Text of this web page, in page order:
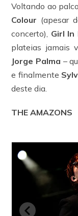
Voltando ao
Colour (apesar
concerto), Girl In
plateias jamais
Jorge Palma –
e finalmente
deste dia.
THE AMAZONS